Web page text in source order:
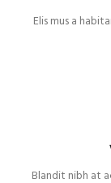
Elis mus a
Blandit nibh at